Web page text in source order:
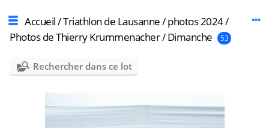
Accueil/Triathlon de Lausanne/photos 2024/
Photos de Thierry Krummenacher/Dimanche 53
Rechercher dans ce lot